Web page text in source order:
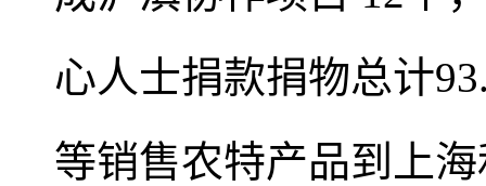
心人士捐款捐物总计
等销售农特产品到上